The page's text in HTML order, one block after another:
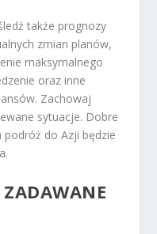
także prognozy
zmian planów,
maksymalnego
oraz inne
Zachowaj
sytuacje. Dobre
do Azji będzie
ZADAWANE